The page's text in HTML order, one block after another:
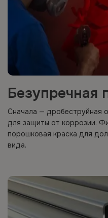
Безупречная
Сначала — дробеструйная
для защиты от коррозии.
порошковая краска для
вида.